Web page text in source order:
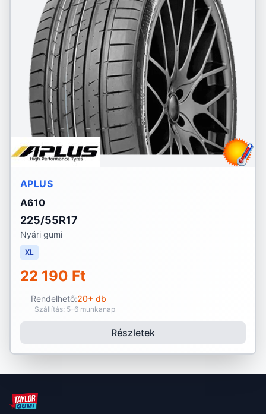
APLUS
A610
225/55R17
Nyári gumi
XL
22 190 Ft
Rendelhető:20+ db
Szállítás: 5-6 munkanap
Részletek